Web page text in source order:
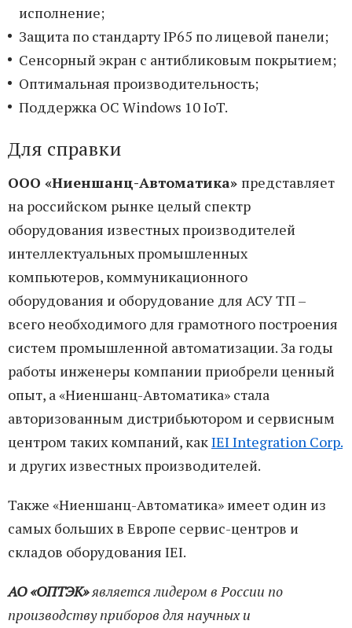
исполнение;
Защита по стандарту IP65 по лицевой панели;
Сенсорный экран с антибликовым покрытием;
Оптимальная производительность;
Поддержка ОС Windows 10 IoT.
Для справки
ООО «Ниеншанц-Автоматика» представляет
на российском рынке целый спектр
оборудования известных производителей
интеллектуальных промышленных
компьютеров, коммуникационного
оборудования и оборудование для АСУ ТП –
всего необходимого для грамотного построения
систем промышленной автоматизации. За годы
работы инженеры компании приобрели ценный
опыт, а «Ниеншанц-Автоматика» стала
авторизованным дистрибьютором и сервисным
центром таких компаний, какIEI Integration Corp.
и других известных производителей.
Также «Ниеншанц-Автоматика» имеет один из
самых больших в Европе сервис-центров и
складов оборудования IEI.
АО «ОПТЭК»является лидером в России по
производству приборов для научных и